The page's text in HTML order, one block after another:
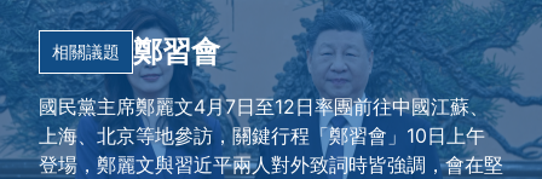
相關議題 鄭習會
國民黨主席鄭麗文4月7日至12日率團前往中國江蘇、
上海、北京等地參訪，關鍵行程「鄭習會」10日上午
登場，鄭麗文與習近平兩人對外致詞時皆強調，會在堅